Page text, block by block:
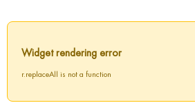
Widget rendering error
r.replaceAll is not a function